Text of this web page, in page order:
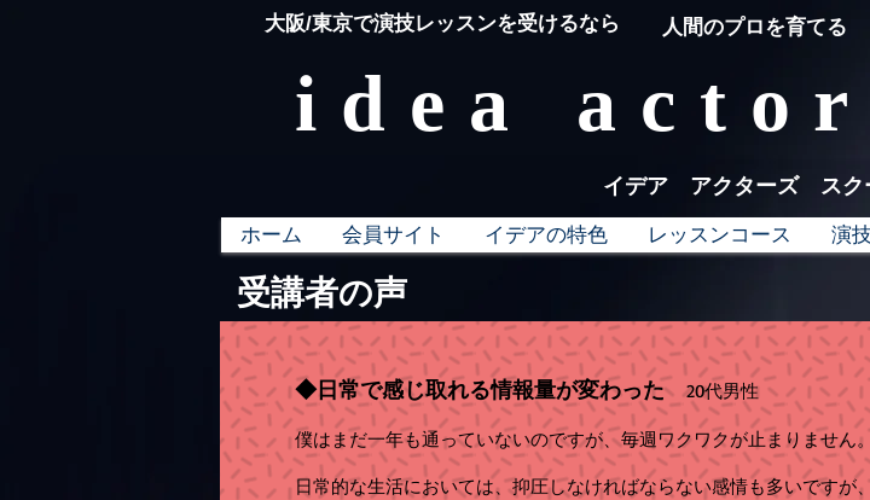
​大阪/東京で演技レッスンを受けるなら 人間のプロを育てる
idea
イデア アクターズ スク
ホーム 会員サイト イデアの特色 レッスンコース 演
受講者の声
◆日常で感じ取れる情報量が変わった 20代男性
僕はまだ一年も通っていないのですが、毎週ワクワクが止まりません
日常的な生活においては、抑圧しなければならない感情も多いですが